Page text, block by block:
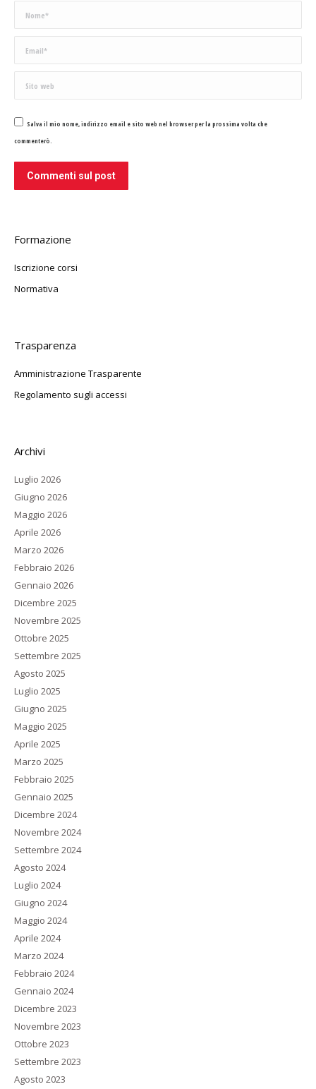
Nome *
Email *
Sito web
Salva il mio nome, indirizzo email e sito web nel browser per la prossima volta che
commenterò.
Commenti sul post
Formazione
Iscrizione corsi
Normativa
Trasparenza
Amministrazione Trasparente
Regolamento sugli accessi
Archivi
Luglio 2026
Giugno 2026
Maggio 2026
Aprile 2026
Marzo 2026
Febbraio 2026
Gennaio 2026
Dicembre 2025
Novembre 2025
Ottobre 2025
Settembre 2025
Agosto 2025
Luglio 2025
Giugno 2025
Maggio 2025
Aprile 2025
Marzo 2025
Febbraio 2025
Gennaio 2025
Dicembre 2024
Novembre 2024
Settembre 2024
Agosto 2024
Luglio 2024
Giugno 2024
Maggio 2024
Aprile 2024
Marzo 2024
Febbraio 2024
Gennaio 2024
Dicembre 2023
Novembre 2023
Ottobre 2023
Settembre 2023
Agosto 2023